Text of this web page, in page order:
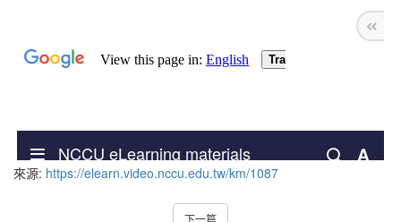
來源: https://elearn.video.nccu.edu.tw/km/1087